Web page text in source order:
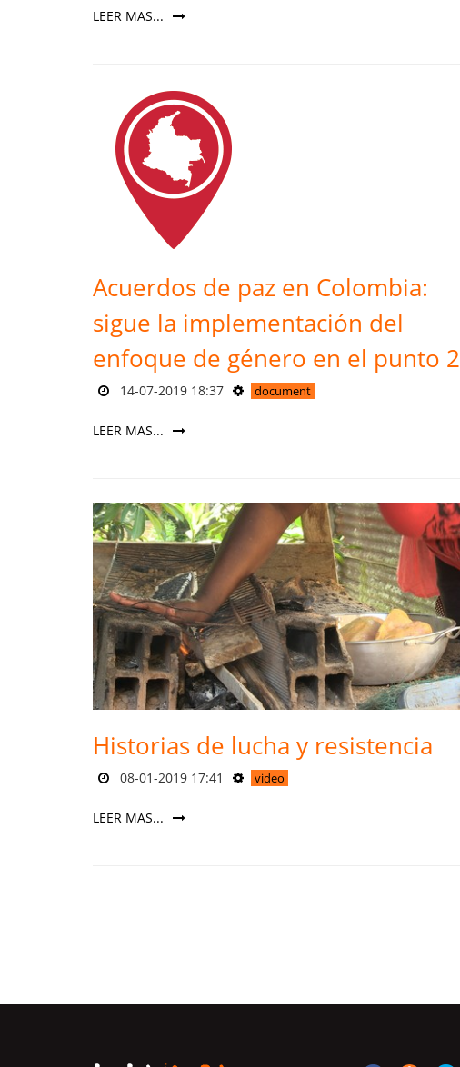
LEER MAS...
Acuerdos de paz en Colombia:
sigue la implementación del
enfoque de género en el punto 2
14-07-2019 18:37 document
LEER MAS...
Historias de lucha y resistencia
08-01-2019 17:41 video
LEER MAS...